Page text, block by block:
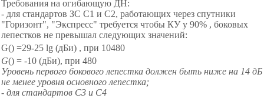
Требования на огибающую ДН:
- для стандартов ЗС С1 и С2, работающих через спутники
"Горизонт", "Экспресс" требуется чтобы КУ у 90% , боковых
лепестков не превышал следующих значений:
G() =29-25 lg (дБи) , при 10480
G() = -10 (дБи), при 480
Уровень первого бокового лепестка должен быть ниже на 14 дБ
не менее уровня основного лепестка;
- для стандартов С3 и С4